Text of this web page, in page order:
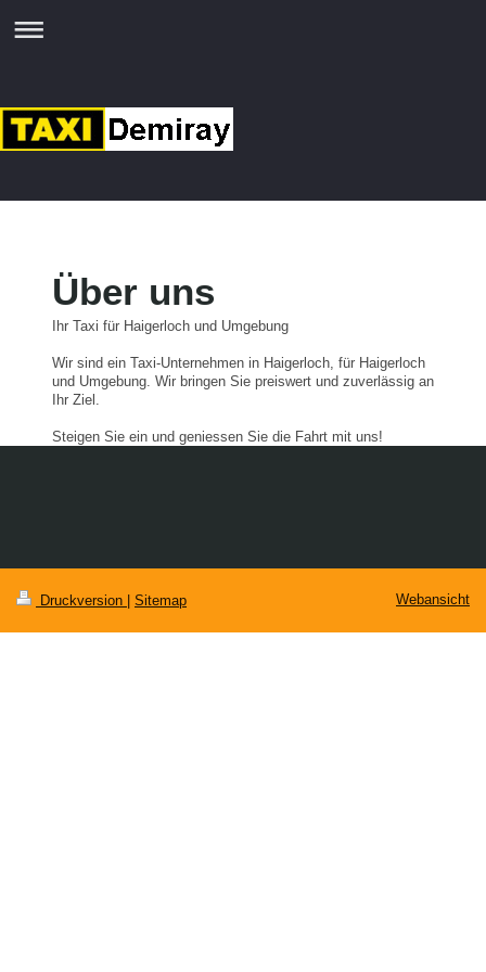
Über uns
Ihr Taxi für Haigerloch und Umgebung
Wir sind ein Taxi-Unternehmen in Haigerloch, für Haigerloch
und Umgebung. Wir bringen Sie preiswert und zuverlässig an
Ihr Ziel.
Steigen Sie ein und geniessen Sie die Fahrt mit uns!
Druckversion Sitemap Webansicht